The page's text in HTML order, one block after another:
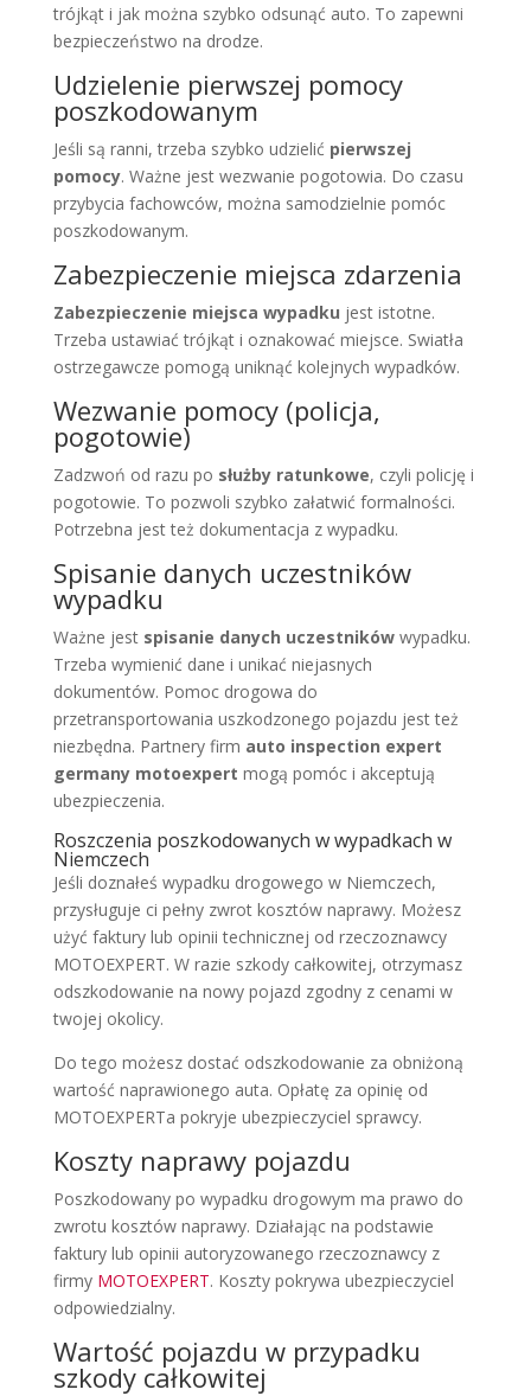
trójkąt i jak można szybko odsunąć auto. To zapewni
bezpieczeństwo na drodze.
Udzielenie pierwszej pomocy
poszkodowanym
Jeśli są ranni, trzeba szybko udzielić pierwszej
pomocy. Ważne jest wezwanie pogotowia. Do czasu
przybycia fachowców, można samodzielnie pomóc
poszkodowanym.
Zabezpieczenie miejsca zdarzenia
Zabezpieczenie miejsca wypadku jest istotne.
Trzeba ustawiać trójkąt i oznakować miejsce. Swiatła
ostrzegawcze pomogą uniknąć kolejnych wypadków.
Wezwanie pomocy (policja,
pogotowie)
Zadzwoń od razu po służby ratunkowe, czyli policję i
pogotowie. To pozwoli szybko załatwić formalności.
Potrzebna jest też dokumentacja z wypadku.
Spisanie danych uczestników
wypadku
Ważne jest spisanie danych uczestnikówwypadku.
Trzeba wymienić dane i unikać niejasnych
dokumentów. Pomoc drogowa do
przetransportowania uszkodzonego pojazdu jest też
niezbędna. Partnery firm auto inspection expert
germany motoexpert mogą pomóc i akceptują
ubezpieczenia.
Roszczenia poszkodowanych w wypadkach w
Niemczech
Jeśli doznałeś wypadku drogowego w Niemczech,
przysługuje ci pełny zwrot kosztów naprawy. Możesz
użyć faktury lub opinii technicznej od rzeczoznawcy
MOTOEXPERT. W razie szkody całkowitej, otrzymasz
odszkodowanie na nowy pojazd zgodny z cenami w
twojej okolicy.
Do tego możesz dostać odszkodowanie za obniżoną
wartość naprawionego auta. Opłatę za opinię od
MOTOEXPERTa pokryje ubezpieczyciel sprawcy.
Koszty naprawy pojazdu
Poszkodowany po wypadku drogowym ma prawo do
zwrotu kosztów naprawy. Działając na podstawie
faktury lub opinii autoryzowanego rzeczoznawcy z
firmy MOTOEXPERT. Koszty pokrywa ubezpieczyciel
odpowiedzialny.
Wartość pojazdu w przypadku
szkody całkowitej